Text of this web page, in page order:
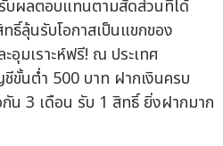
รับผลตอบแทนตามสัดส่วนที่ได้
ธิ์ลุ้นรับโอกาสเป็นแขกของ
อุมเราะห์ฟรี! ณ ประเทศ
ขั้นต่ำ 500 บาท ฝากเงินครบ
น 3 เดือน รับ 1 สิทธิ์ ยิ่งฝากมาก